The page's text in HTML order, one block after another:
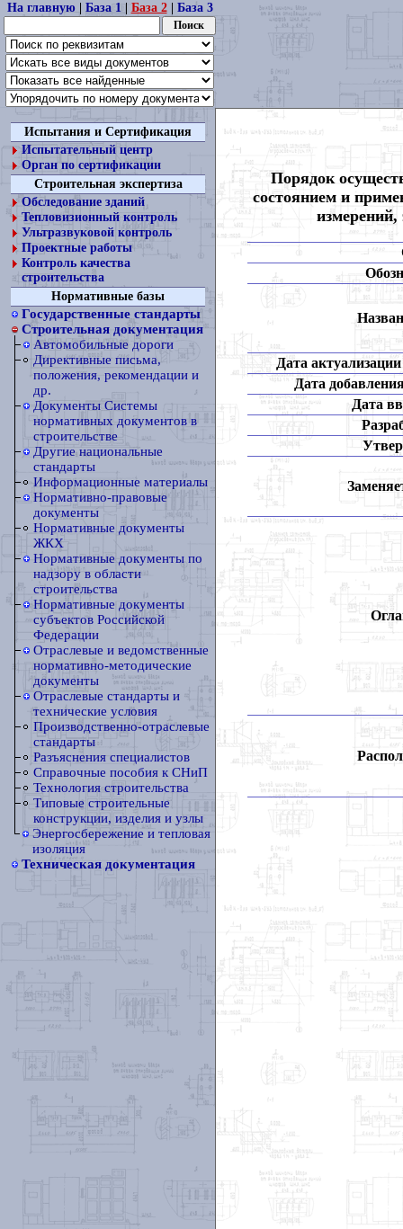
На главную| База 1| База 2| База 3
Испытания и Сертификация
Испытательный центр
Орган по сертификации
Строительная экспертиза
Обследование зданий
Тепловизионный контроль
Ультразвуковой контроль
Проектные работы
Контроль качества
строительства
Нормативные базы
Государственные стандарты
Строительная документация
Автомобильные дороги
Директивные письма,
положения, рекомендации и
др.
Документы Системы
нормативных документов в
строительстве
Другие национальные
стандарты
Информационные материалы
Нормативно-правовые
документы
Нормативные документы
ЖКХ
Нормативные документы по
надзору в области
строительства
Нормативные документы
субъектов Российской
Федерации
Отраслевые и ведомственные
нормативно-методические
документы
Отраслевые стандарты и
технические условия
Производственно-отраслевые
стандарты
Разъяснения специалистов
Справочные пособия к СНиП
Технология строительства
Типовые строительные
конструкции, изделия и узлы
Энергосбережение и тепловая
изоляция
Техническая документация
Порядок
состоянием и
Дата
Дата
Дата